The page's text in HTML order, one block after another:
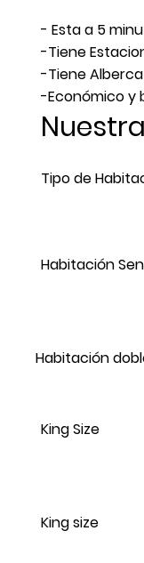
- Esta a 5
-Tiene
-Tiene Alberca
-Económicoy
Tipo de
Habitación
Habitación
King Size
King size